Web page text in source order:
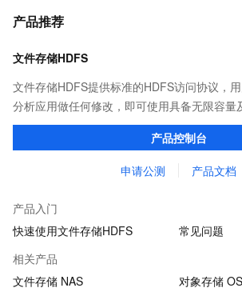
产品推荐
文件存储HDFS
文件存储HDFS提供标准的HDFS访问协议，
分析应用做任何修改，即可使用具备无限容量
名空间、高可靠和高可用等特性的分布式文件
产品控制台
申请公测 产品文档
产品入门
快速使用文件存储HDFS
常见问题
相关产品
文件存储 NAS
对象存储